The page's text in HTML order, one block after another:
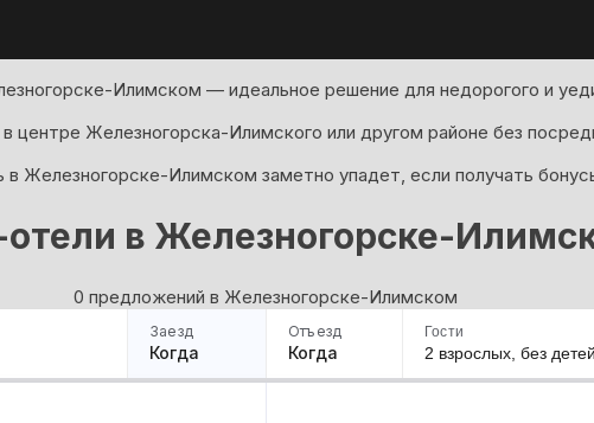
Илимском — идеальное решение для недорогого и
центре Железногорска-Илимского или другом районе без
в Железногорске-Илимском заметно упадет, если получать
в Железногорске-
0 предложений в Железногорске-Илимском
Заезд
Когда
Отъезд
Когда
Гости
2 взрослых, без детей